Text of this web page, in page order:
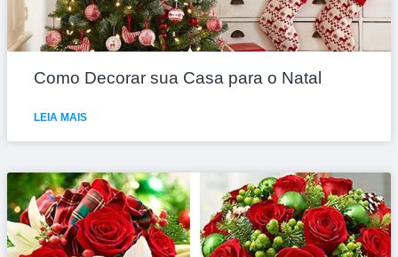
Como Decorar sua Casa para o Natal
LEIA MAIS